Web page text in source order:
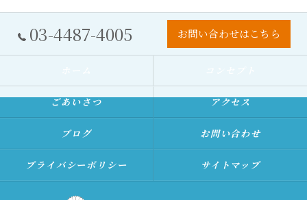
03-4487-4005 お問い合わせはこちら
ごあいさつ アクセス
ブログ お問い合わせ
プライバシーポリシー サイトマップ